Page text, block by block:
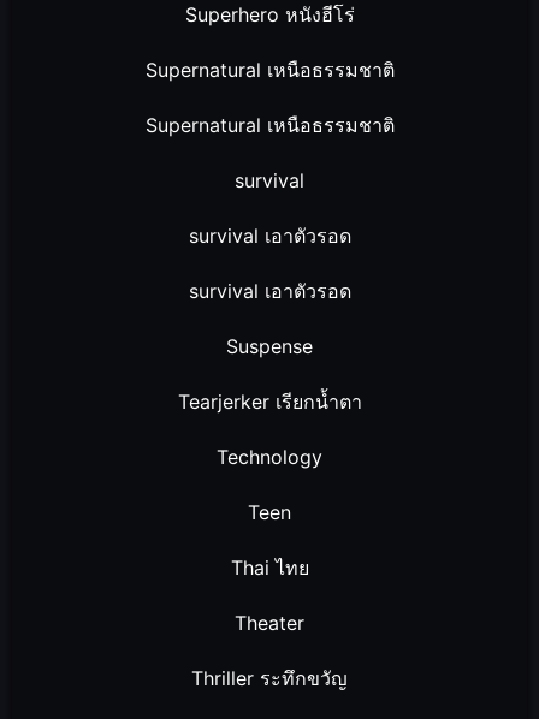
Superhero หนังฮีโร่
Supernatural เหนือธรรมชาติ
Supernatural เหนือธรรมชาติ
survival
survival เอาตัวรอด
survival เอาตัวรอด
Suspense
Tearjerker เรียกน้ำตา
Technology
Teen
Thai ไทย
Theater
Thriller ระทึกขวัญ